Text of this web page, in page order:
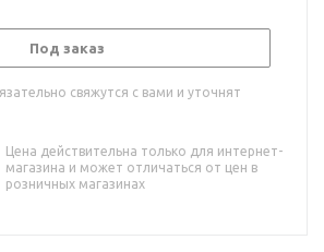
Под заказ
свяжутся с вами и уточнят
Цена действительна только для интернет-
магазина и может отличаться от цен в
розничных магазинах